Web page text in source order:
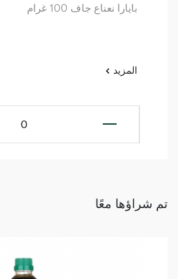
بايارا نعناع جاف 100 غرام
المزيد
0
تم شراؤها معًا